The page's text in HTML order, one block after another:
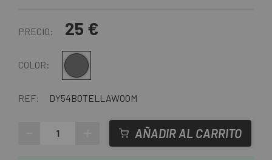
PRECIO: 25 €
COLOR:
REF: DY54BOTELLAWOOM
AÑADIR AL CARRITO